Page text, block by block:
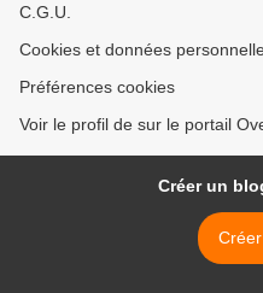
C.G.U.
Cookies et données
Préférences cookies
Voir le profil de sur le portail
Créer un